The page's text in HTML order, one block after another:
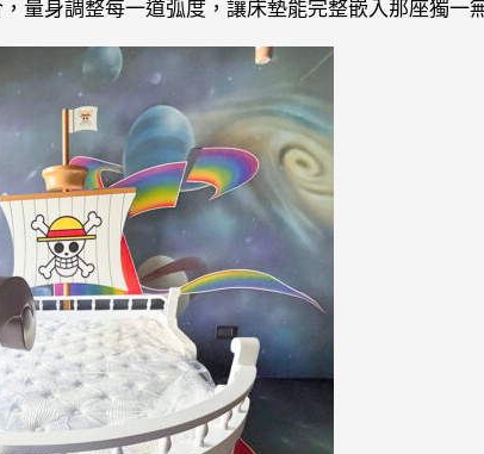
量身調整每一道弧度，讓床墊能完整嵌入那座獨一